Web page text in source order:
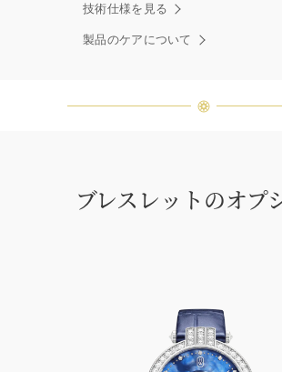
ありません」創始者ハリー・ウ
ストンはそう語りました。ハリ
ウィンストンによって厳選され
の個性を有する天然の素材であ
でお問合せ下さい。
技術仕様を見る
製品のケアについて
ブレスレットのオプ